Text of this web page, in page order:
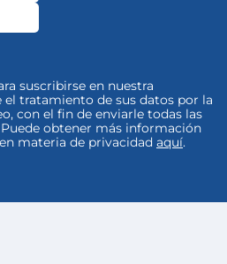
suscribirse en nuestra
el tratamiento de sus datos por la
con el fin de enviarle todas las
obtener más información
materia de privacidad aquí.